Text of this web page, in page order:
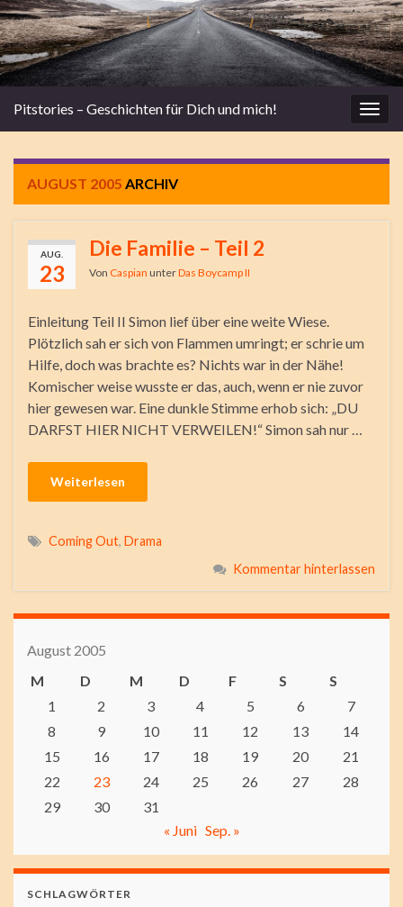
Pitstories – Geschichten für Dich und mich!
AUGUST 2005 ARCHIV
AUG.
23
Die Familie – Teil 2
Von Caspian unterDas Boycamp II
Einleitung Teil II Simon lief über eine weite Wiese.
Plötzlich sah er sich von Flammen umringt; er schrie um
Hilfe, doch was brachte es? Nichts war in der Nähe!
Komischer weise wusste er das, auch, wenn er nie zuvor
hier gewesen war. Eine dunkle Stimme erhob sich: „DU
DARFST HIER NICHT VERWEILEN!“ Simon sah nur …
Weiterlesen
Coming Out, Drama
Kommentar hinterlassen
August 2005
M
D M D F S
S
1
2 3 4 5 6
7
8
9 10 11 12 13
14
15
16 17 18 19 20
21
22
23 24 25 26 27
28
29
30
31
« Juni Sep. »
SCHLAGWÖRTER